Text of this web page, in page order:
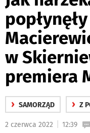
w
premiera
› SAMORZĄD › Z
2 czerwca 2022 12:39